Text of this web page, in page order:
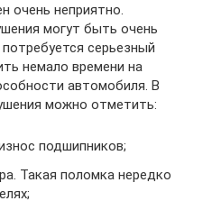
очень неприятно.
могут быть очень
серьезный
немало времени на
автомобиля. В
можно отметить:
подшипников;
Такая поломка нередко